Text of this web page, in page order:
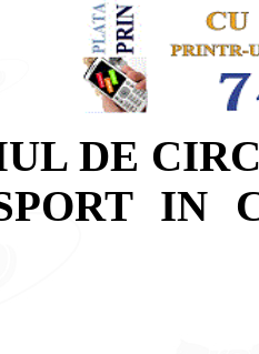
DE
IN